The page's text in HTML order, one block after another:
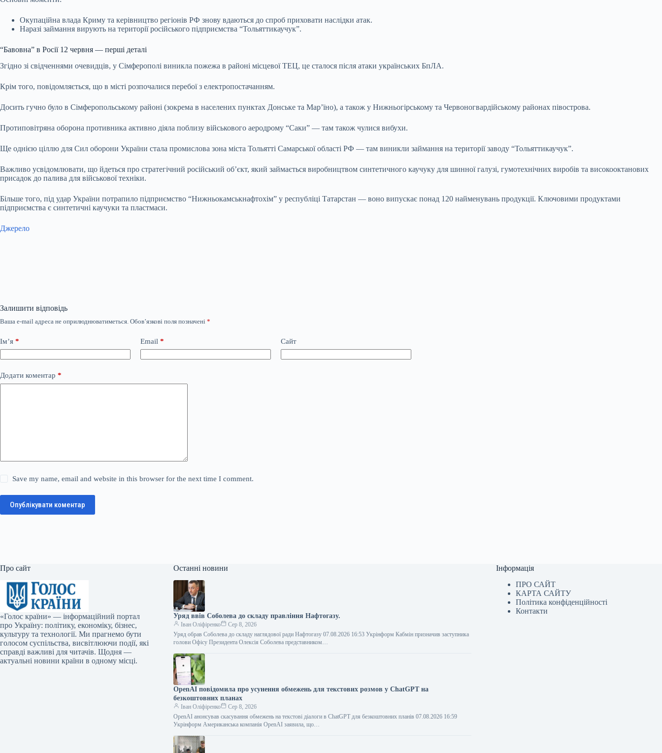
Окупаційна влада Криму та керівництво регіонів РФ знову вдаються до спроб приховати наслідки атак.
Наразі займання вирують на території російського підприємства “Тольяттикаучук”.
“Бавовна” в Росії 12 червня — перші деталі
Згідно зі свідченнями очевидців, у Сімферополі виникла пожежа в районі місцевої ТЕЦ, це сталося після атаки українських БпЛА.
Крім того, повідомляється, що в місті розпочалися перебої з електропостачанням.
Досить гучно було в Сімферопольському районі (зокрема в населених пунктах Донське та Мар’їно), а також у Нижньогірському та Червоногвардійському районах півострова.
Протиповітряна оборона противника активно діяла поблизу військового аеродрому “Саки” — там також чулися вибухи.
Ще однією ціллю для Сил оборони України стала промислова зона міста Тольятті Самарської області РФ — там виникли займання на території заводу “Тольяттикаучук”.
Важливо усвідомлювати, що йдеться про стратегічний російський об’єкт, який займається виробництвом синтетичного каучуку для шинної галузі, гумотехнічних виробів та високооктанових
присадок до палива для військової техніки.
Більше того, під удар України потрапило підприємство “Нижньокамськнафтохім” у республіці Татарстан — воно випускає понад 120 найменувань продукції. Ключовими продуктами
підприємства є синтетичні каучуки та пластмаси.
Джерело
Залишити відповідь
Ваша e-mail адреса не оприлюднюватиметься. Обов’язкові поля позначені *
Ім’я * Email * Сайт
Додати коментар *
Save my name, email and website in this browser for the next time I comment.
Опублікувати коментар
Про сайт
«Голос країни» — інформаційний портал
про Україну: політику, економіку, бізнес,
культуру та технології. Ми прагнемо бути
голосом суспільства, висвітлюючи події, які
справді важливі для читачів. Щодня —
актуальні новини країни в одному місці.
Останні новини
Уряд ввів Соболева до складу правління Нафтогазу.
Іван Оліфіренко
Сер 8, 2026
Уряд обрав Соболева до складу наглядової ради Нафтогазу 07.08.2026 16:53 Укрінформ Кабмін призначив заступника
голови Офісу Президента Олексія Соболева представником…
OpenAI повідомила про усунення обмежень для текстових розмов у ChatGPT на
безкоштовних планах
Іван Оліфіренко
Сер 8, 2026
OpenAI анонсував скасування обмежень на текстові діалоги в ChatGPT для безкоштовних планів 07.08.2026 16:59
Укрінформ Американська компанія OpenAI заявила, що…
Інформація
ПРО САЙТ
КАРТА САЙТУ
Політика конфіденційності
Контакти